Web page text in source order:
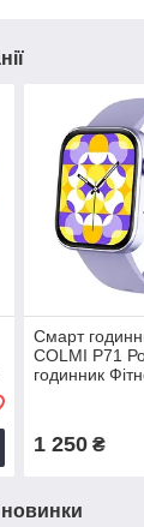
Смарт
COLMI P71
годинник
1 250₴
новинки